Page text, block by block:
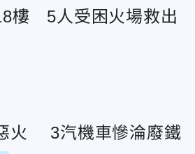
樓 5人受困火場救出
火 3汽機車慘淪廢鐵